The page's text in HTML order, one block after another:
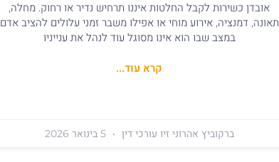
אובדן כשירות לקבל החלטות איננו תרחיש נדיר או רחוק. מחלה,
תאונה, דמנציה, אירוע מוחי או אפילו משבר זמני עלולים להציב אדם
במצב שבו הוא אינו מסוגל עוד לנהל את ענייניו
קרא עוד...
ברקוביץ אהרוני זיו עורכי דין 5 בינואר 2026